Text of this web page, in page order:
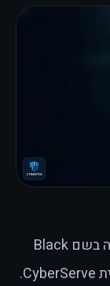
בסוף אוקטובר 2021 פרצה קבוצת תקיפה בשם Black
Shadow לשרתי חברת האחסון הישראלית CyberServe.